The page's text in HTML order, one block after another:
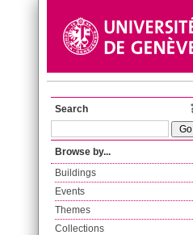
Search
Browse by...
Buildings
Events
Themes
Collections